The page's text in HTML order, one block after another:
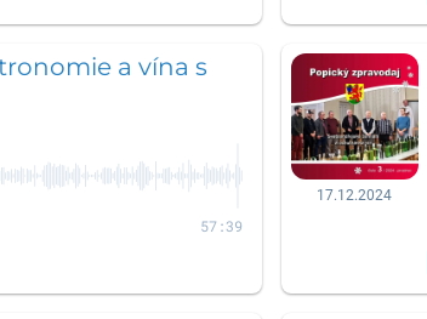
a vína s
57:39
17.12.2024